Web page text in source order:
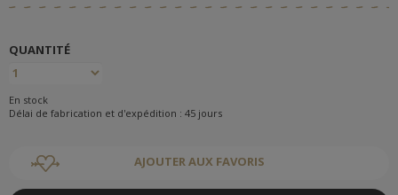
QUANTITÉ
En stock
Délai de fabrication et d'expédition : 45 jours
AJOUTER AUX FAVORIS